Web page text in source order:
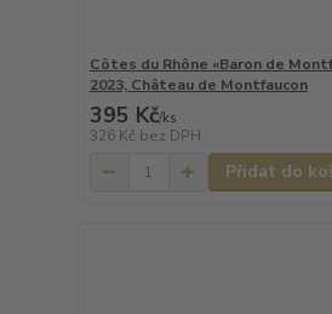
Côtes du Rhône «Baron de
2023, Château de Montfaucon
395 Kč/ks
326 Kč bez DPH
Přidat do